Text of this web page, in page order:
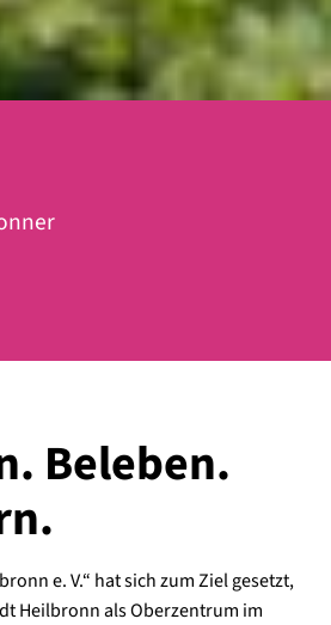
Beleben.
e. V.“ hat sich zum Ziel gesetzt,
Heilbronn als Oberzentrum im